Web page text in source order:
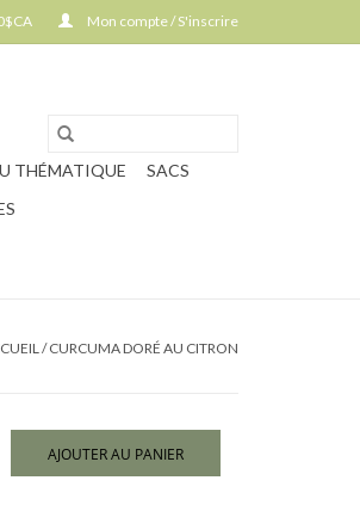
Mon compte / S'inscrire
THÉMATIQUE
SACS
/CURCUMA DORÉ AU CITRON
AJOUTER AU PANIER